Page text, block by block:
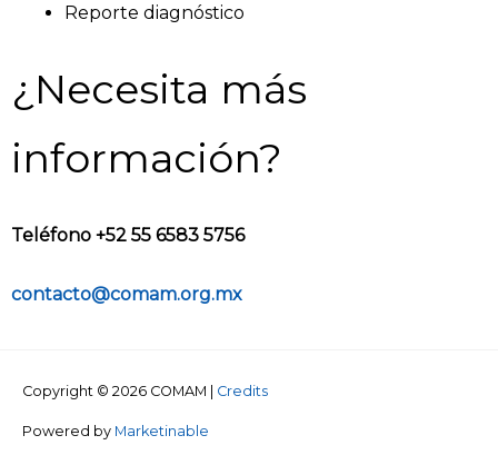
Reporte diagnóstico
¿Necesita más
información?
Teléfono +52 55 6583 5756
contacto@comam.org.mx
Copyright © 2026 COMAM Credits
Powered by Marketinable